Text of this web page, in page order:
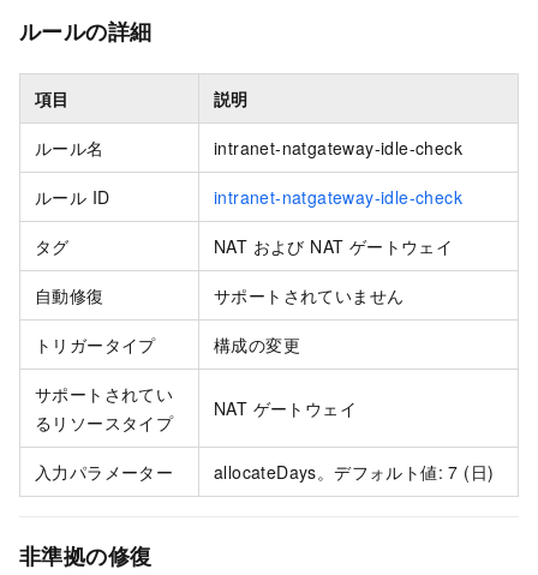
ルールの詳細
項目 説明
ルール名 intranet-natgateway-idle-check
ルール ID intranet-natgateway-idle-check
タグ NAT および NAT ゲートウェイ
自動修復 サポートされていません
トリガータイプ 構成の変更
サポートされてい
るリソースタイプ
NAT ゲートウェイ
入力パラメーター allocateDays。デフォルト値: 7 (日)
非準拠の修復